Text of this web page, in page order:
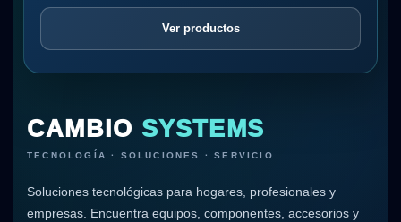
Ver productos
CAMBIO SYSTEMS
TECNOLOGÍA · SOLUCIONES · SERVICIO
Soluciones tecnológicas para hogares, profesionales y
empresas. Encuentra equipos, componentes, accesorios y